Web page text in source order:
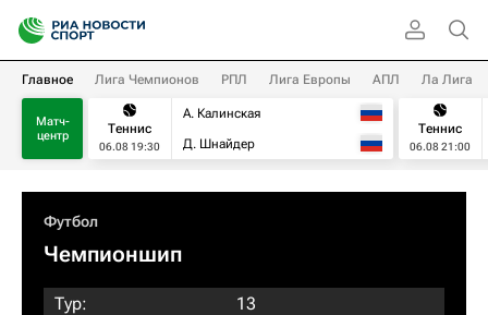
Главное Лига Чемпионов РПЛ Лига Европы АПЛ Ла Лига
Матч-
центр
Теннис
06.08 19:30
А. Калинская
Д. Шнайдер
Теннис
06.08 21:00
Футбол
Чемпионшип
Тур:
13